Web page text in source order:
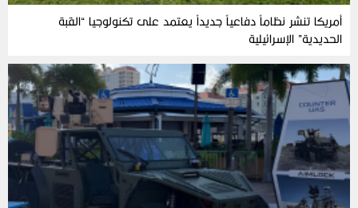
أمريكا تنشر نظاماً دفاعياً جديداً يعتمد على تكنولوجيا “القبة
الحديدية” الإسرائيلية